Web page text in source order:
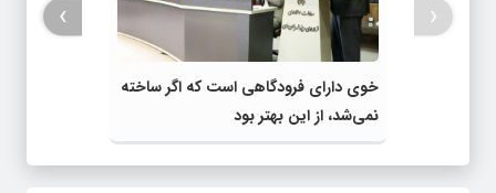
خوی دارای فرودگاهی است که اگر ساخته
نمی‌شد، از این بهتر بود
‹
›